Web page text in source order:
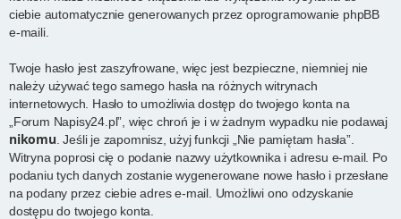
ciebie automatycznie generowanych przez oprogramowanie phpBB
e-maili.
Twoje hasło jest zaszyfrowane, więc jest bezpieczne, niemniej nie
należy używać tego samego hasła na różnych witrynach
internetowych. Hasło to umożliwia dostęp do twojego konta na
„Forum Napisy24.pl”, więc chroń je i w żadnym wypadku nie podawaj
nikomu . Jeśli je zapomnisz, użyj funkcji „Nie pamiętam hasła”.
Witryna poprosi cię o podanie nazwy użytkownika i adresu e-mail. Po
podaniu tych danych zostanie wygenerowane nowe hasło i przesłane
na podany przez ciebie adres e-mail. Umożliwi ono odzyskanie
dostępu do twojego konta.